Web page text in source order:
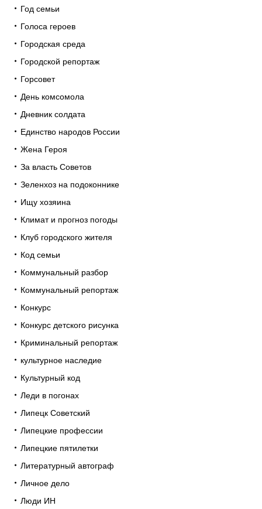
Год семьи
Голоса героев
Городская среда
Городской репортаж
Горсовет
День комсомола
Дневник солдата
Единство народов России
Жена Героя
За власть Советов
Зеленхоз на подоконнике
Ищу хозяина
Климат и прогноз погоды
Клуб городского жителя
Код семьи
Коммунальный разбор
Коммунальный репортаж
Конкурс
Конкурс детского рисунка
Криминальный репортаж
культурное наследие
Культурный код
Леди в погонах
Липецк Советский
Липецкие профессии
Липецкие пятилетки
Литературный автограф
Личное дело
Люди ИН